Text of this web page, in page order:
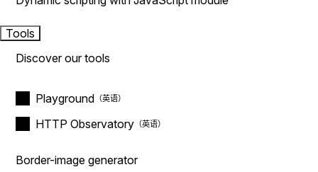
Tools
Discover our tools
Playground
HTTP Observatory
Border-image generator